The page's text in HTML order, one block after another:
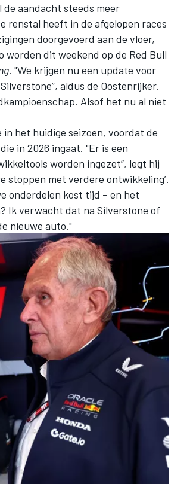
aandacht steeds meer
renstal heeft in de afgelopen races
doorgevoerd aan de vloer,
worden dit weekend op de Red Bull
. "We krijgen nu een update voor
aldus de Oostenrijker.
Alsof het nu al niet
het huidige seizoen, voordat de
in 2026 ingaat. "Er is een
worden ingezet”, legt hij
stoppen met verdere ontwikkeling’.
onderdelen kost tijd – en het
Ik verwacht dat na Silverstone of
nieuwe auto."